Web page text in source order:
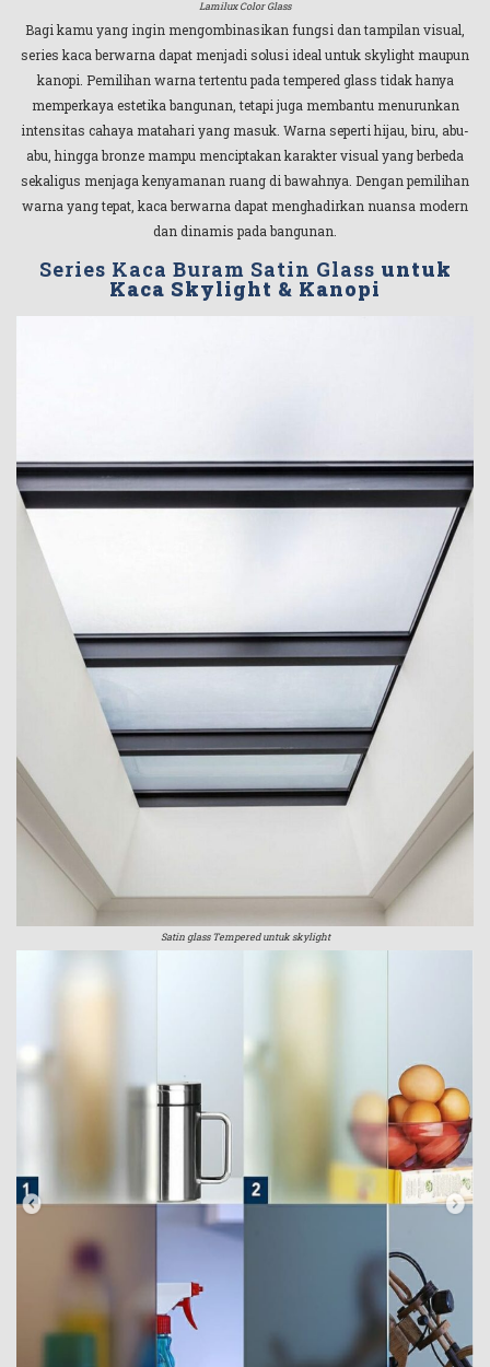
Lamilux Color Glass
Bagi kamu yang ingin mengombinasikan fungsi dan tampilan visual,
series kaca berwarna dapat menjadi solusi ideal untuk skylight maupun
kanopi. Pemilihan warna tertentu pada tempered glass tidak hanya
memperkaya estetika bangunan, tetapi juga membantu menurunkan
intensitas cahaya matahari yang masuk. Warna seperti hijau, biru, abu-
abu, hingga bronze mampu menciptakan karakter visual yang berbeda
sekaligus menjaga kenyamanan ruang di bawahnya. Dengan pemilihan
warna yang tepat, kaca berwarna dapat menghadirkan nuansa modern
dan dinamis pada bangunan.
Series Kaca Buram Satin Glass untuk
Kaca Skylight & Kanopi
Satin glass Tempered untuk skylight